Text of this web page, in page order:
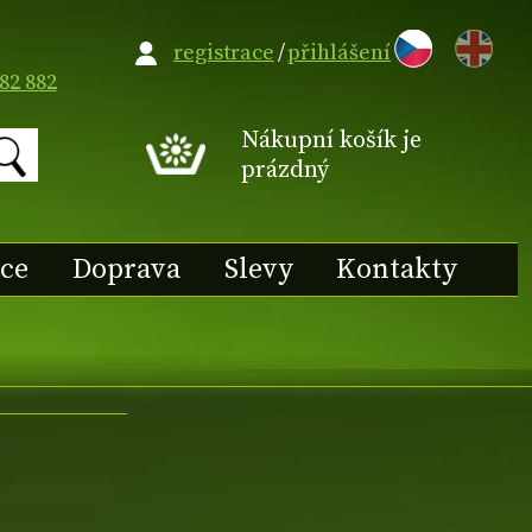
882
EN
Nákupní košík je
prázdný
Doprava Slevy Kontakty
registrace/přihlášení